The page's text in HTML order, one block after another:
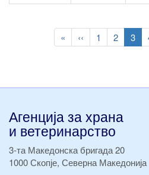
Pagination
First
page
«
Previous
page
‹‹ Page
1 Page
2
page
3
Агенција за храна
и ветеринарство
3-та Македонска бригада 20
1000 Скопје, Северна Македонија